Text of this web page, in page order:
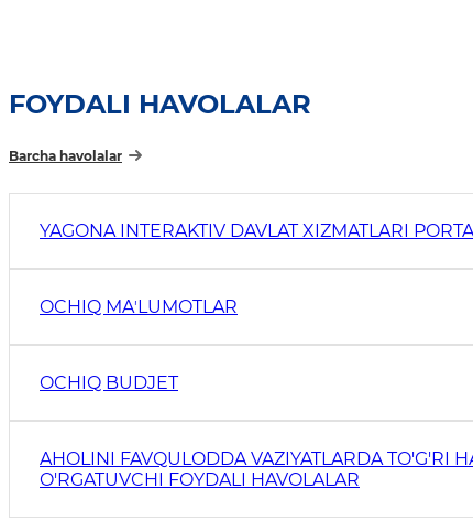
FOYDALI HAVOLALAR
Barcha havolalar
YAGONA INTERAKTIV DAVLAT XIZMATLARI
OCHIQ MAʼLUMOTLAR
OCHIQ BUDJET
AHOLINI FAVQULODDA VAZIYATLARDA TO'G'RI
O'RGATUVCHI FOYDALI HAVOLALAR